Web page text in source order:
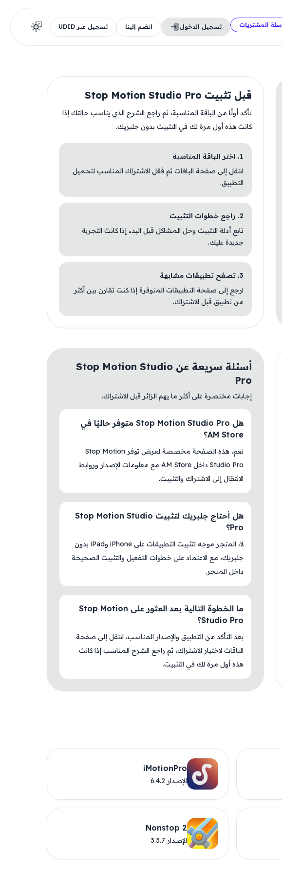
سلة المشتريات تسجيل الدخول انضم إلينا تسجيل عبر UDID
قبل تثبيت Stop Motion Studio Pro
تأكد أولًا من الباقة المناسبة، ثم راجع الشرح الذي يناسب حالتك إذا
كانت هذه أول مرة لك في التثبيت بدون جلبريك.
1. اختر الباقة المناسبة
انتقل إلى صفحة الباقات ثم فعّل الاشتراك المناسب لتحميل
التطبيق.
2. راجع خطوات التثبيت
تابع أدلة التثبيت وحل المشاكل قبل البدء إذا كانت التجربة
جديدة عليك.
3. تصفح تطبيقات مشابهة
ارجع إلى صفحة التطبيقات المتوفرة إذا كنت تقارن بين أكثر
من تطبيق قبل الاشتراك.
أسئلة سريعة عن Stop Motion Studio
Pro
إجابات مختصرة على أكثر ما يهم الزائر قبل الاشتراك.
هل Stop Motion Studio Pro متوفر حاليًا في
AM Store؟
نعم، هذه الصفحة مخصصة لعرض توفر Stop Motion
Studio Pro داخل AM Store مع معلومات الإصدار وروابط
الانتقال إلى الاشتراك والتثبيت.
هل أحتاج جلبريك لتثبيت Stop Motion Studio
Pro؟
لا، المتجر موجه لتثبيت التطبيقات على iPhone وiPad بدون
جلبريك، مع الاعتماد على خطوات التفعيل والتثبيت الصحيحة
داخل المتجر.
ما الخطوة التالية بعد العثور على Stop Motion
Studio Pro؟
بعد التأكد من التطبيق والإصدار المناسب، انتقل إلى صفحة
الباقات لاختيار الاشتراك، ثم راجع الشرح المناسب إذا كانت
هذه أول مرة لك في التثبيت.
iMotionPro
الإصدار 6.4.2
Nonstop 2
الإصدار 3.3.7